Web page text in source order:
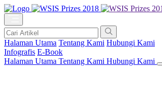
Halaman Utama Tentang Kami Hubungi Kami
Infografis E-Book
Halaman Utama Tentang Kami Hubungi Kami